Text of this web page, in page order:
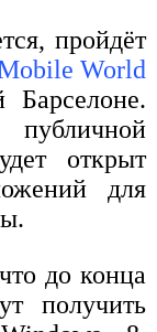
пройдёт
World
Барселоне.
открыт
для
до конца
получить